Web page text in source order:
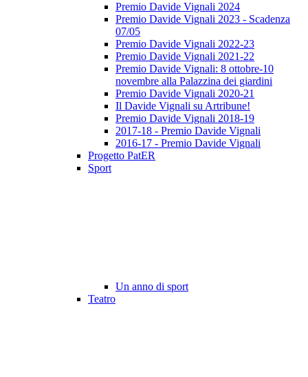
Premio Davide Vignali 2024
Premio Davide Vignali 2023 - Scadenza
07/05
Premio Davide Vignali 2022-23
Premio Davide Vignali 2021-22
Premio Davide Vignali: 8 ottobre-10
novembre alla Palazzina dei giardini
Premio Davide Vignali 2020-21
Il Davide Vignali su Artribune!
Premio Davide Vignali 2018-19
2017-18 - Premio Davide Vignali
2016-17 - Premio Davide Vignali
Progetto PatER
Sport
Un anno di sport
Teatro